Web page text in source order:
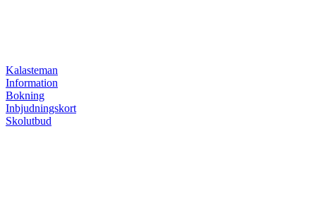
Kalasteman
Information
Bokning
Inbjudningskort
Skolutbud